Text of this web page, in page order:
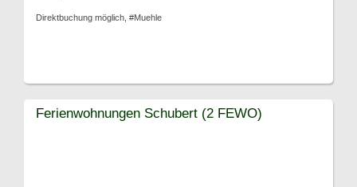
Direktbuchung möglich, #Muehle
Ferienwohnungen Schubert (2 FEWO)